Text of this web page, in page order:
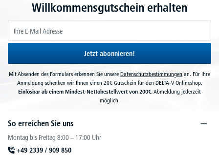
Willkommensgutschein erhalten
Jetzt abonnieren!
Mit Absenden des Formulars erkennen Sie unsere Datenschutzbestimmungen an. Für Ihre
Anmeldung schenken wir Ihnen einen 20€ Gutschein für den DELTA-V Onlineshop.
Einlösbar ab einem Mindest-Nettobestellwert von 200€.Abmeldung jederzeit
möglich.
So erreichen Sie uns
Montag bis Freitag 8:00 – 17:00 Uhr
+49 2339 / 909 850